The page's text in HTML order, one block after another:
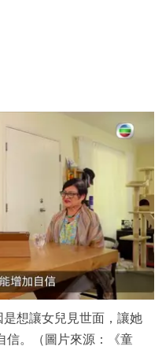
想讓女兒見世面，讓她
信。（圖片來源：《童